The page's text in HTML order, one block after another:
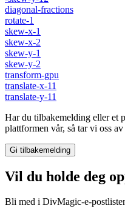
diagonal-fractions
rotate-1
skew-x-1
skew-x-2
skew-y-1
skew-y-2
transform-gpu
translate-x-11
translate-y-11
Har du tilbakemelding eller et
plattformen vår, så tar vi oss av
Gi tilbakemelding
Vil du holde deg
Bli med i DivMagic-e-